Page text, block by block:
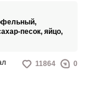
песок, яйцо,
11864 0